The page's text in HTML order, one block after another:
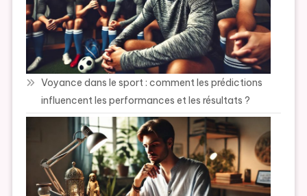
Voyance dans le sport : comment les prédictions
influencent les performances et les résultats ?